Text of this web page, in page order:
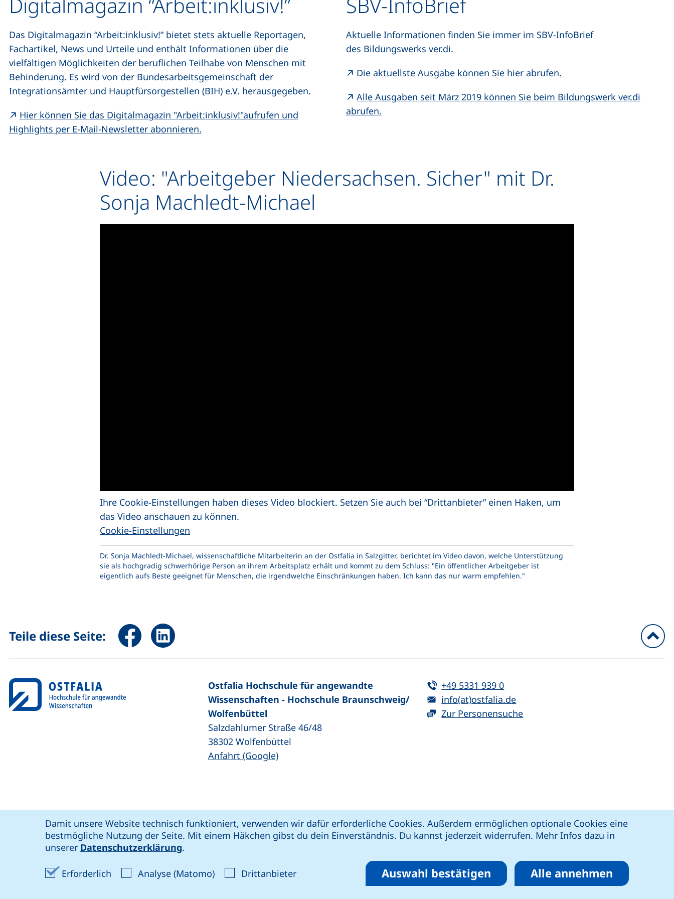
Damit unsere Website technisch funktioniert, verwenden wir dafür erforderliche Cookies. Außerdem ermöglichen optionale Cookies eine
bestmögliche Nutzung der Seite. Mit einem Häkchen gibst du dein Einverständnis. Du kannst jederzeit widerrufen. Mehr Infos dazu in
unserer Datenschutzerklärung.
Erforderlich Erforderliche Cookies akzeptieren
Analyse (Matomo)Analyse-Cookies akzeptieren
Drittanbieter: Cookies von Drittanbieter akzeptieren
Auswahl bestätigen Alle annehmen
Das Digitalmagazin “Arbeit:inklusiv!” bietet stets aktuelle Reportagen,
Fachartikel, News und Urteile und enthält Informationen über die
vielfältigen Möglichkeiten der beruflichen Teilhabe von Menschen mit
Behinderung. Es wird von der Bundesarbeitsgemeinschaft der
Integrationsämter und Hauptfürsorgestellen (BIH) e.V. herausgegeben.
Hier können Sie das Digitalmagazin "Arbeit:inklusiv!"aufrufen und
Highlights per E-Mail-Newsletter abonnieren.
Aktuelle Informationen finden Sie immer im SBV-InfoBrief
des Bildungswerks ver.di.
Die aktuellste Ausgabe können Sie hier abrufen.
Alle Ausgaben seit März 2019 können Sie beim Bildungswerk ver.di
abrufen.
Video: "Arbeitgeber Niedersachsen. Sicher" mit Dr.
Sonja Machledt-Michael
Ihre Cookie-Einstellungen haben dieses Video blockiert. Setzen Sie auch bei “Drittanbieter” einen Haken, um
das Video anschauen zu können.
Cookie-Einstellungen
Dr. Sonja Machledt-Michael, wissenschaftliche Mitarbeiterin an der Ostfalia in Salzgitter, berichtet im Video davon, welche Unterstützung
sie als hochgradig schwerhörige Person an ihrem Arbeitsplatz erhält und kommt zu dem Schluss: "Ein öffentlicher Arbeitgeber ist
eigentlich aufs Beste geeignet für Menschen, die irgendwelche Einschränkungen haben. Ich kann das nur warm empfehlen."
Teile diese Seite: Seite über Facebook teilen (externer Link, öffnet neues Fenster)
Seite über LinkedIn teilen (externer Link, öffnet neues Fenster)
Ostfalia @: soziale Medien
unsere Facebook-Seite (externer Link, öffnet neues Fenster)
unsere LinkedIn-Seite (externer Link, öffnet neues Fenster)
unsere Instagram-Seite (externer Link, öffnet neues Fenster)
unsere YouTube-Seite (externer Link, öffnet neues Fenster)
Ostfalia Hochschule für angewandte
Wissenschaften - Hochschule Braunschweig/​
Wolfenbüttel
Salzdahlumer Straße 46/48
38302 Wolfenbüttel
Anfahrt (Google)(externer Link, öffnet neues Fenster)
Tel:
+49 5331 939 0(startet einen Telefonanruf, wenn Ihr
E-Mail:
info(at)ostfalia.de(öffnet Ihr E-Mail-Programm)
Zur Personensuche
Barriere melden